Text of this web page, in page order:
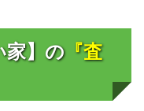
家】の『査